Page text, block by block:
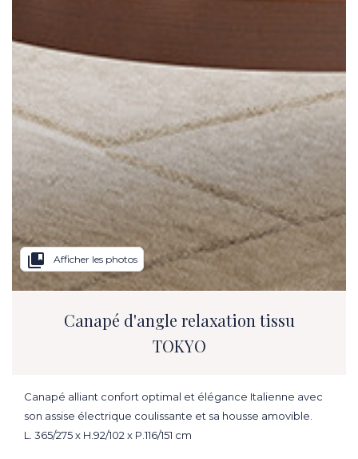
collections_bookmark Afficher les photos
Canapé d'angle relaxation tissu
TOKYO
Canapé alliant confort optimal et élégance Italienne avec
son assise électrique coulissante et sa housse amovible.
L. 365/275 x H.92/102 x P.116/151 cm